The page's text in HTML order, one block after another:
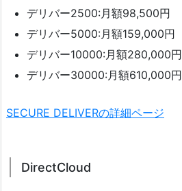
デリバー2500:月額98,500円
デリバー5000:月額159,000円
デリバー10000:月額280,000円
デリバー30000:月額610,000円
SECURE DELIVERの詳細ページ
DirectCloud